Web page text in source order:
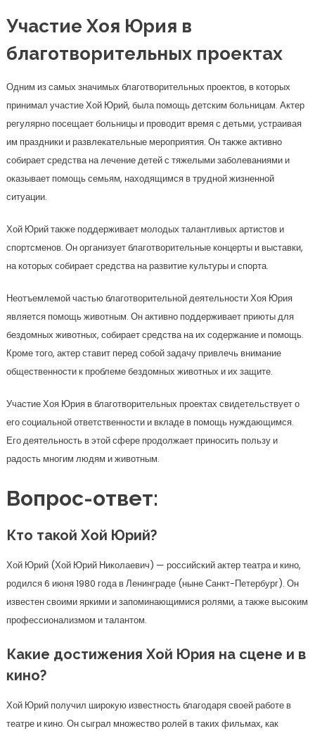
Участие Хоя Юрия в
благотворительных проектах
Одним из самых значимых благотворительных проектов, в которых
принимал участие Хой Юрий, была помощь детским больницам. Актер
регулярно посещает больницы и проводит время с детьми, устраивая
им праздники и развлекательные мероприятия. Он также активно
собирает средства на лечение детей с тяжелыми заболеваниями и
оказывает помощь семьям, находящимся в трудной жизненной
ситуации.
Хой Юрий также поддерживает молодых талантливых артистов и
спортсменов. Он организует благотворительные концерты и выставки,
на которых собирает средства на развитие культуры и спорта.
Неотъемлемой частью благотворительной деятельности Хоя Юрия
является помощь животным. Он активно поддерживает приюты для
бездомных животных, собирает средства на их содержание и помощь.
Кроме того, актер ставит перед собой задачу привлечь внимание
общественности к проблеме бездомных животных и их защите.
Участие Хоя Юрия в благотворительных проектах свидетельствует о
его социальной ответственности и вкладе в помощь нуждающимся.
Его деятельность в этой сфере продолжает приносить пользу и
радость многим людям и животным.
Вопрос-ответ:
Кто такой Хой Юрий?
Хой Юрий (Хой Юрий Николаевич) — российский актер театра и кино,
родился 6 июня 1980 года в Ленинграде (ныне Санкт-Петербург). Он
известен своими яркими и запоминающимися ролями, а также высоким
профессионализмом и талантом.
Какие достижения Хой Юрия на сцене и в
кино?
Хой Юрий получил широкую известность благодаря своей работе в
театре и кино. Он сыграл множество ролей в таких фильмах, как